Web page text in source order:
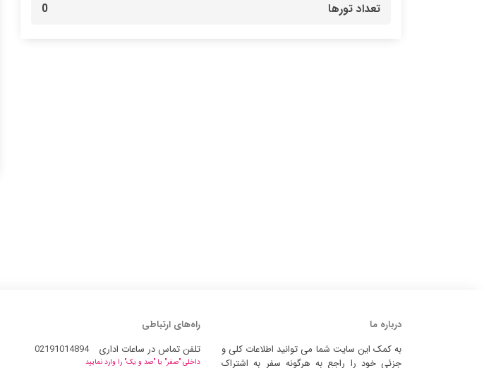
تعداد تورها 0
درباره ما
به کمک این سایت شما می توانید اطلاعات کلی و
جزئی خود را راجع به هرگونه سفر به اشتراک
راه‌های ارتباطی
تلفن تماس در ساعات اداری
02191014894
داخلی "صفر" یا "صد و یک" را وارد نمایید